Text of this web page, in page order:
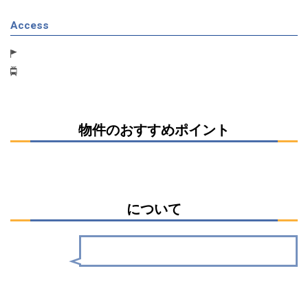
Access
物件のおすすめポイント
について